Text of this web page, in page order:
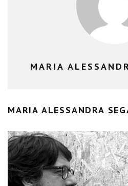
MARIA
MARIA ALESSANDRA